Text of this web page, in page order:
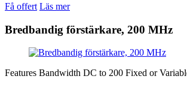
Få offert Läs mer
Bredbandig förstärkare, 200 MHz
Features Bandwidth DC to 200 Fixed or